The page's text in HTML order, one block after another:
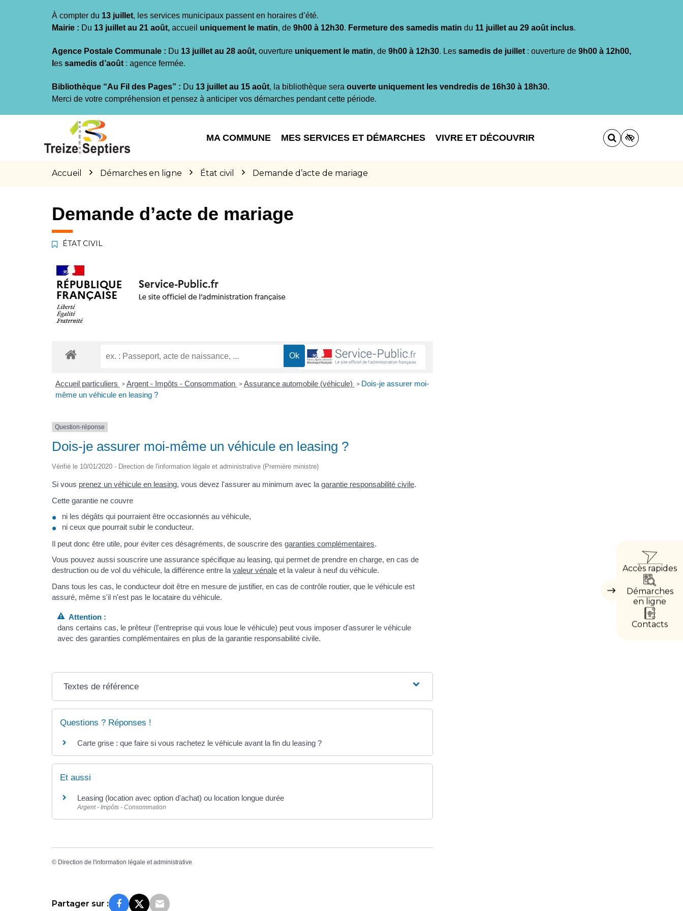
À compter du 13 juillet, les services municipaux passent en horaires d’été.
Mairie : Du 13 juillet au 21 août, accueil uniquement le matin, de 9h00 à 12h30. Fermeture des samedis matin du 11 juillet au 29 août inclus.
Agence Postale Communale : Du 13 juillet au 28 août, ouverture uniquement le matin, de 9h00 à 12h30. Les samedis de juillet : ouverture de 9h00 à 12h00,
es samedis d’août : agence fermée.
Bibliothèque “Au Fil des Pages” : Du 13 juillet au 15 août, la bibliothèque sera ouverte uniquement les vendredis de 16h30 à 18h30.
Merci de votre compréhension et pensez à anticiper vos démarches pendant cette période.
MA COMMUNE MES SERVICES ET DÉMARCHES VIVRE ET DÉCOUVRIR
Accueil Démarches en ligne État civil Demande d’acte de mariage
Masquer
Accès rapides
Démarches
en ligne
Contacts
Demande d’acte de mariage
ÉTAT CIVIL
Accueil particuliers > Argent - Impôts - Consommation > Assurance automobile (véhicule) > Dois-je assurer moi-
même un véhicule en leasing ?
Question-réponse
Dois-je assurer moi-même un véhicule en leasing ?
Vérifié le 10/01/2020 - Direction de l'information légale et administrative (Première ministre)
Si vous prenez un véhicule en leasing, vous devez l'assurer au minimum avec la garantie responsabilité civile.
Cette garantie ne couvre
ni les dégâts qui pourraient être occasionnés au véhicule,
ni ceux que pourrait subir le conducteur.
Il peut donc être utile, pour éviter ces désagréments, de souscrire des garanties complémentaires.
Vous pouvez aussi souscrire une assurance spécifique au leasing, qui permet de prendre en charge, en cas de
destruction ou de vol du véhicule, la différence entre la valeur vénale et la valeur à neuf du véhicule.
Dans tous les cas, le conducteur doit être en mesure de justifier, en cas de contrôle routier, que le véhicule est
assuré, même s'il n'est pas le locataire du véhicule.
Attention :
dans certains cas, le prêteur (l'entreprise qui vous loue le véhicule) peut vous imposer d'assurer le véhicule
avec des garanties complémentaires en plus de la garantie responsabilité civile.
Textes de référence
Questions ? Réponses !
Carte grise : que faire si vous rachetez le véhicule avant la fin du leasing ?
Et aussi
Leasing (location avec option d'achat) ou location longue durée
Argent - Impôts - Consommation
© Direction de l'information légale et administrative
Partager sur :